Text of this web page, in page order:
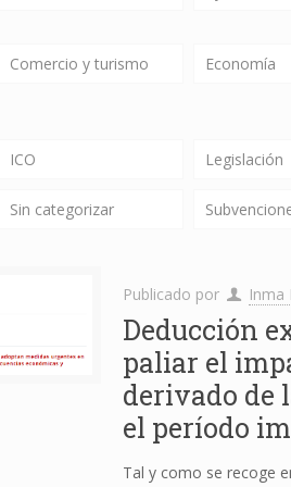
Comercio y turismo Economía
ICO Legislación
Sin categorizar
Publicado por Inma
Deducción
paliar el
derivado de
el período
Tal y como se recoge